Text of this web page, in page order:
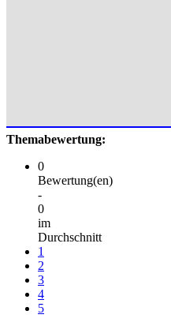
Themabewertung:
0
Bewertung(en)
-
0
im
Durchschnitt
1
2
3
4
5